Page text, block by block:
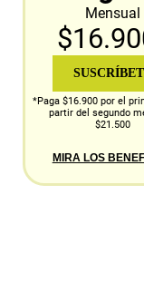
Mensual
*Paga $16.900 por el
partir del segundo
$21.500
MIRA LOS